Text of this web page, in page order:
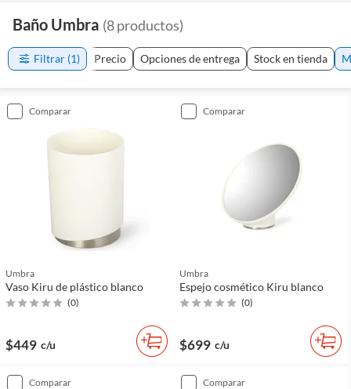
Baño Umbra (8productos)
Filtrar (1) Precio Opciones de entrega Stock en tienda
comparar
Umbra
Vaso Kiru de plástico blanco
(0)
$449 c/u
comparar
Umbra
Espejo cosmético Kiru blanco
(0)
$699 c/u
comparar comparar